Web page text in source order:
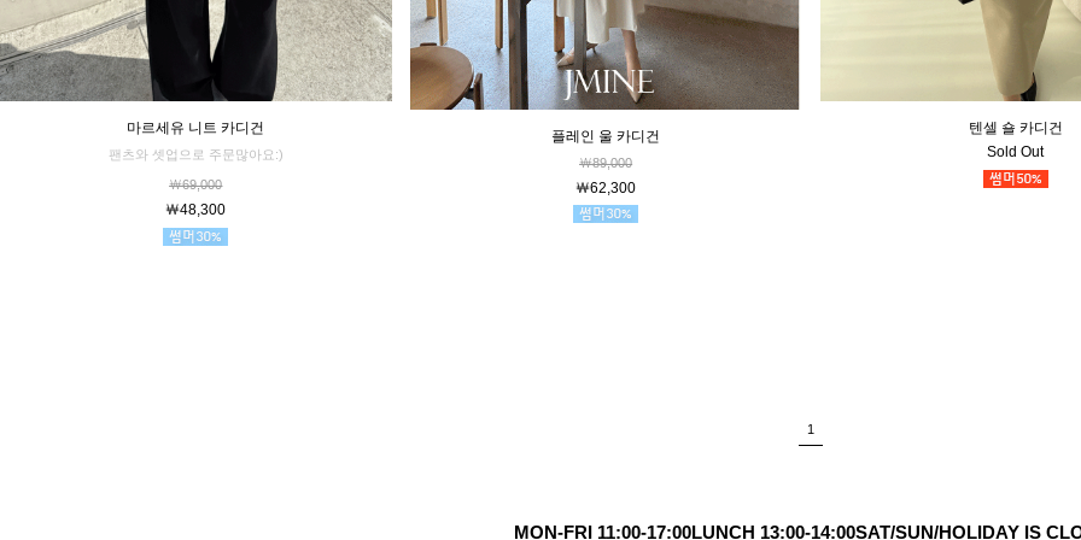
마르세유 니트 카디건
팬츠와 셋업으로 주문많아요:)
￦69,000
￦48,300
플레인 울 카디건
￦89,000
￦62,300
텐셀 숄 카디건
Sold Out
1
MON-FRI 11:00-17:00LUNCH 13:00-14:00SAT/SUN/HOLIDAY IS